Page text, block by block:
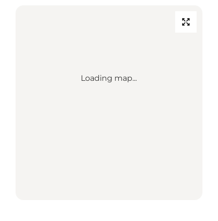
Loading map...